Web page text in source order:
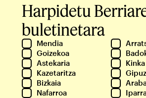
Harpidetu
buletinetara
Mendia
Goizekoa
Astekaria
Kinka
Kazetaritza
Bizkaia
Nafarroa